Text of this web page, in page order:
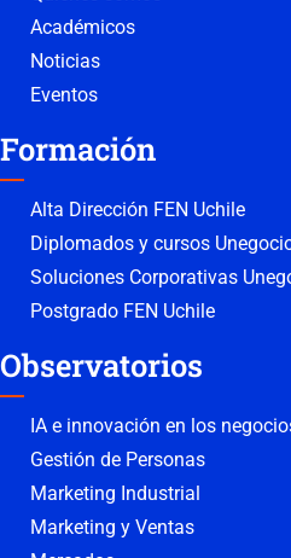
Académicos
Noticias
Eventos
Formación
Alta Dirección FEN Uchile
Diplomados y cursos
Soluciones Corporativas
Postgrado FEN Uchile
Observatorios
IA e innovación en los
Gestión de Personas
Marketing Industrial
Marketing y Ventas